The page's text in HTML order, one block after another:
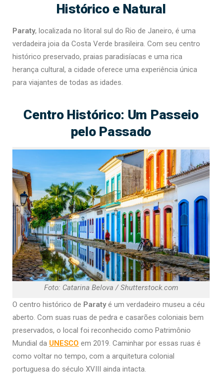
Histórico e Natural
Paraty, localizada no litoral sul do Rio de Janeiro, é uma
verdadeira joia da Costa Verde brasileira. Com seu centro
histórico preservado, praias paradisíacas e uma rica
herança cultural, a cidade oferece uma experiência única
para viajantes de todas as idades.
Centro Histórico: Um Passeio
pelo Passado
Foto: Catarina Belova / Shutterstock.com
O centro histórico de Paratyé um verdadeiro museu a céu
aberto. Com suas ruas de pedra e casarões coloniais bem
preservados, o local foi reconhecido como Patrimônio
Mundial da UNESCO em 2019. Caminhar por essas ruas é
como voltar no tempo, com a arquitetura colonial
portuguesa do século XVIII ainda intacta.